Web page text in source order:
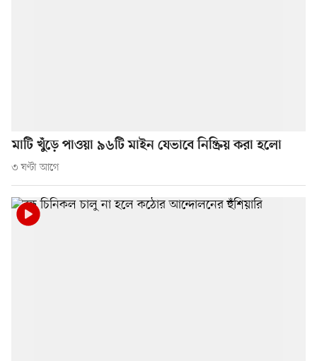
মাটি খুঁড়ে পাওয়া ৯৬টি মাইন যেভাবে নিষ্ক্রিয় করা হলো
৩ ঘণ্টা আগে